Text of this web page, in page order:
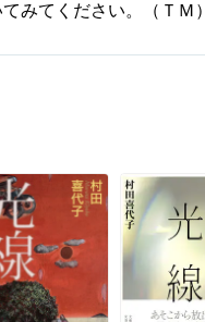
みてください。（ＴＭ）